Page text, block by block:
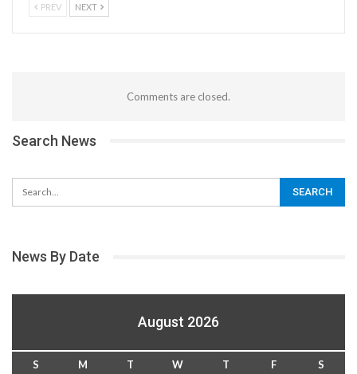
PREV NEXT
Comments are closed.
Search News
News By Date
August 2026
S M T W T F
S